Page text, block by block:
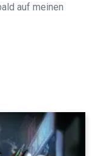
auf meinen